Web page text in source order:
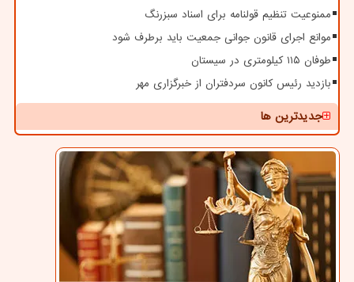
ممنوعیت تنظیم قولنامه برای اسناد سبزرنگ
موانع اجرای قانون جوانی جمعیت باید برطرف شود
طوفان ۱۱۵ کیلومتری در سیستان
بازدید رئیس کانون سردفتران از خبرگزاری مهر
جدیدترین ها